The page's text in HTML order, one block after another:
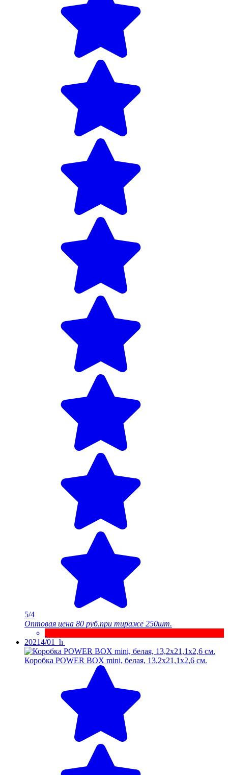
5/4
Оптовая цена 80 руб.при тираже 250шт.
20214/01_h
Коробка POWER BOX mini, белая, 13,2х21,1х2,6 см.